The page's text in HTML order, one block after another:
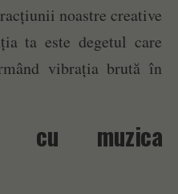
noastre creative
ta este degetul care
vibrația brută în
cu muzica